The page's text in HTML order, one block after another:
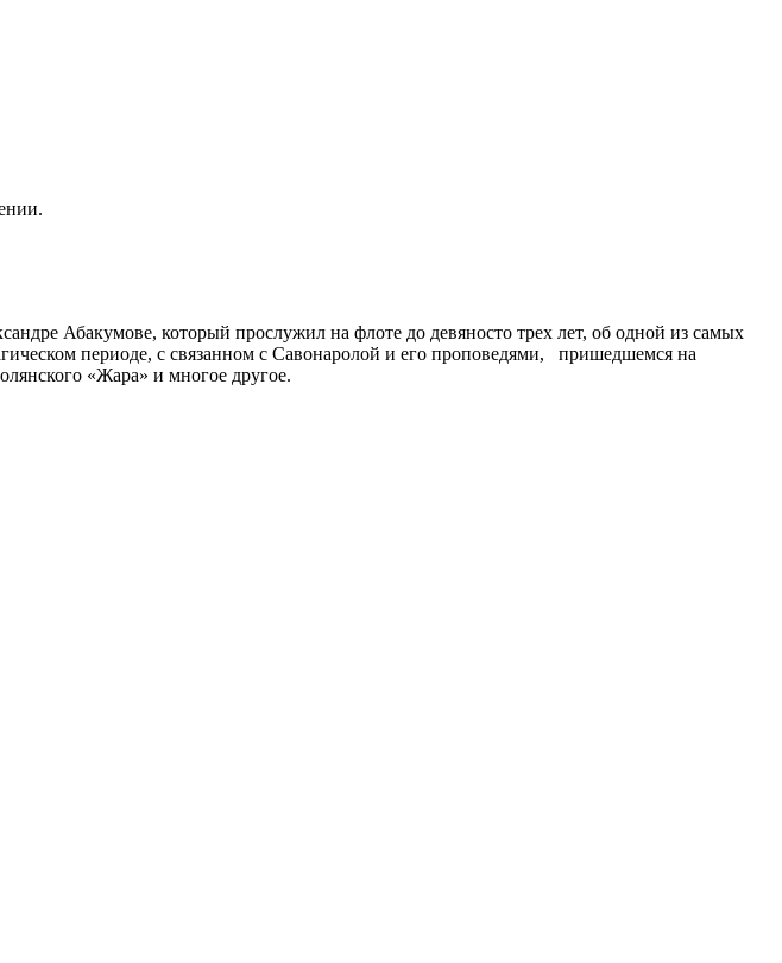
Абакумове, который прослужил на флоте до девяносто трех лет, об одной из самых
периоде, с связанном с Савонаролой и его проповедями, пришедшемся на
«Жара» и многое другое.